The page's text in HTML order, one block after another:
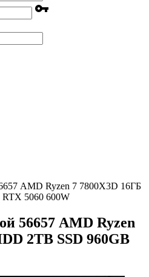
vpn_key
AMD Ryzen 7 7800X3D 16ГБ
5060 600W
56657 AMD Ryzen
2TB SSD 960GB